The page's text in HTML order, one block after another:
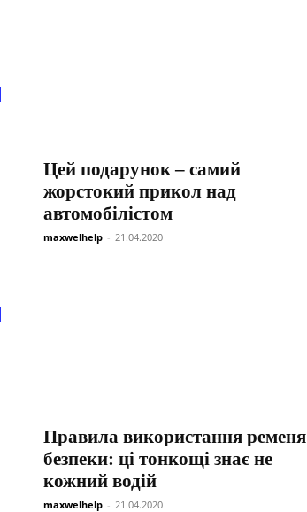
Цей подарунок – самий
жорстокий прикол над
автомобілістом
maxwelhelp - 21.04.2020
Правила використання ременя
безпеки: ці тонкощі знає не
кожний водій
maxwelhelp - 21.04.2020